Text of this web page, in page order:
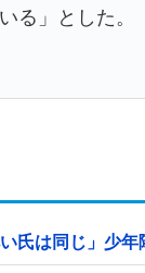
る」とした。
氏は同じ」少